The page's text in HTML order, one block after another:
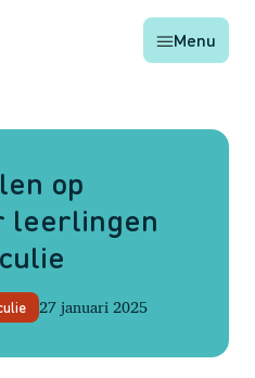
Menu
op
leerlingen
27 januari 2025